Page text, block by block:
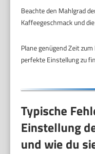
Beachte den Mahlgrad
Kaffeegeschmack und
Plane genügend Zeit
perfekte Einstellung zu
Typische
Einstellung
und wie du